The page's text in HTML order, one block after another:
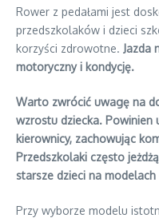
Rower z pedałami jest
przedszkolaków i dzieci
korzyści zdrowotne. Jazda
motoryczny i kondycję.
Warto zwrócić uwagę na
wzrostu dziecka. Powinien
kierownicy, zachowując
Przedszkolaki często
starsze dzieci na
Przy wyborze modelu